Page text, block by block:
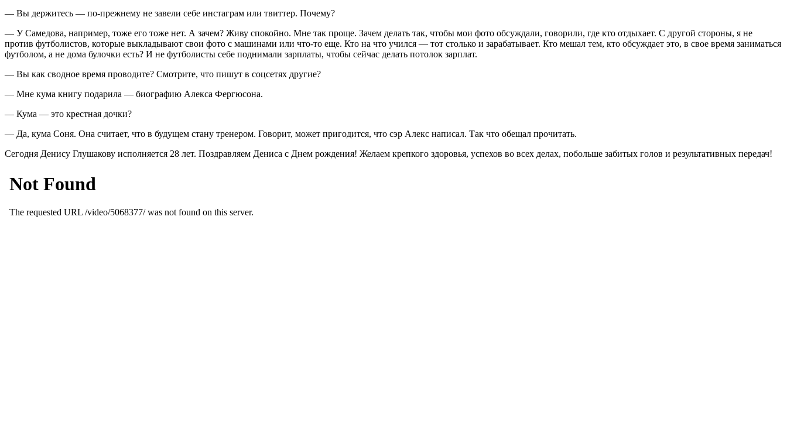
— Вы держитесь — по-прежнему не завели себе инстаграм или твиттер. Почему?
— У Самедова, например, тоже его тоже нет. А зачем? Живу спокойно. Мне так проще. Зачем делать так, чтобы мои фото обсуждали, говорили, где кто отдыхает. С другой стороны, я не
против футболистов, которые выкладывают свои фото с машинами или что-то еще. Кто на что учился — тот столько и зарабатывает. Кто мешал тем, кто обсуждает это, в свое время заниматься
футболом, а не дома булочки есть? И не футболисты себе поднимали зарплаты, чтобы сейчас делать потолок зарплат.
— Вы как сводное время проводите? Смотрите, что пишут в соцсетях другие?
— Мне кума книгу подарила — биографию Алекса Фергюсона.
— Кума — это крестная дочки?
— Да, кума Соня. Она считает, что в будущем стану тренером. Говорит, может пригодится, что сэр Алекс написал. Так что обещал прочитать.
Сегодня Денису Глушакову исполняется 28 лет. Поздравляем Дениса с Днем рождения! Желаем крепкого здоровья, успехов во всех делах, побольше забитых голов и результативных передач!